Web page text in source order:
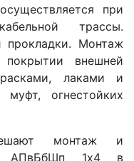
при
трассы.
прокладки. Монтаж
внешней
лаками и
муфт, огнестойких
монтаж и
АПвБбШп 1x4 в